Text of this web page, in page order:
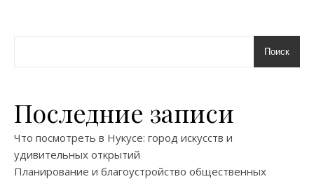
Поиск
Последние записи
Что посмотреть в Нукусе: город искусств и
удивительных открытий
Планирование и благоустройство общественных